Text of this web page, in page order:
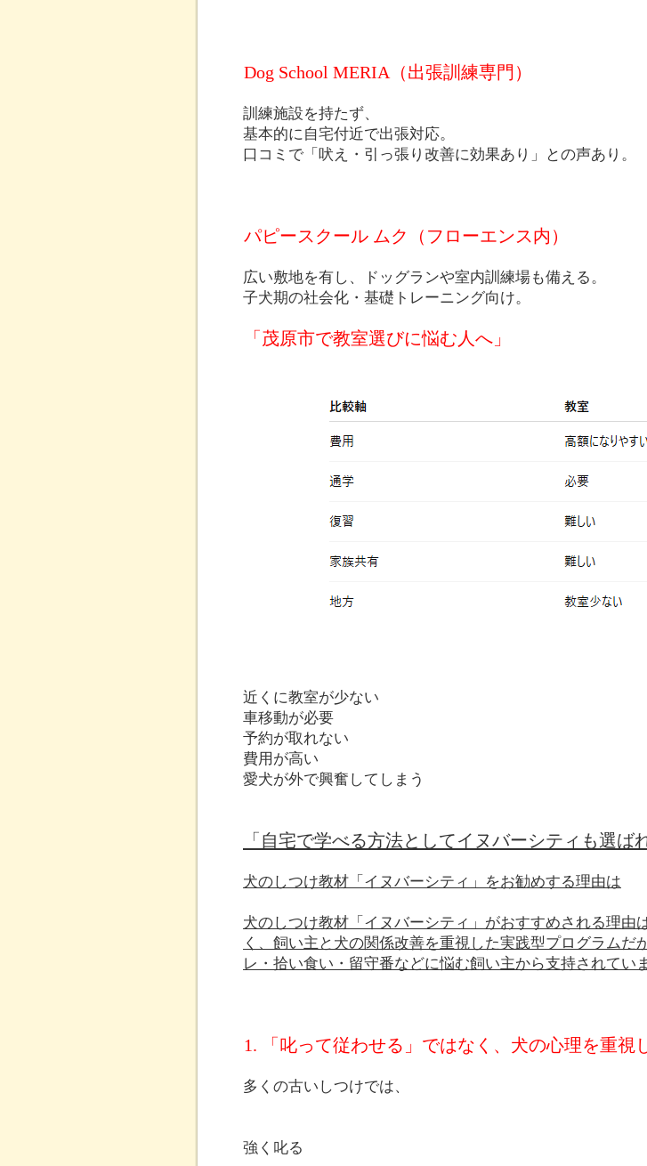
Dog School MERIA（出張訓練専門）
訓練施設を持たず、
基本的に自宅付近で出張対応。
口コミで「吠え・引っ張り改善に効果あり」との声あり。
パピースクール ムク（フローエンス内）
広い敷地を有し、ドッグランや室内訓練場も備える。
子犬期の社会化・基礎トレーニング向け。
「茂原市で教室選びに悩む人へ」
近くに教室が少ない
車移動が必要
予約が取れない
費用が高い
愛犬が外で興奮してしまう
「自宅で学べる方法としてイヌバーシティも選ば
犬のしつけ教材「イヌバーシティ」をお勧めする理由は
犬のしつけ教材「イヌバーシティ」がおすすめされる理由
く、飼い主と犬の関係改善を重視した実践型プログラムだ
レ・拾い食い・留守番などに悩む飼い主から支持されていま
1. 「叱って従わせる」ではなく、犬の心理を重視
多くの古いしつけでは、
強く叱る